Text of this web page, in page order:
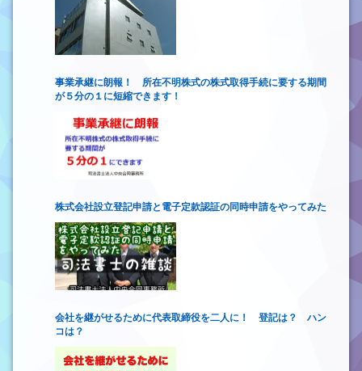
事業承継に朗報！ 所在不明株式の株式取得手続に要する期間
が５分の１に短縮できます！
株式会社設立登記申請と電子定款認証の同時申請をやってみた
会社を継がせるために代表取締役を二人に！ 登記は？ ハン
コは？